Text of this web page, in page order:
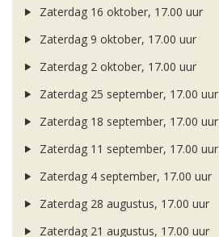
Zaterdag 16 oktober, 17.00 uur
Zaterdag 9 oktober, 17.00 uur
Zaterdag 2 oktober, 17.00 uur
Zaterdag 25 september, 17.00 uur
Zaterdag 18 september, 17.00 uur
Zaterdag 11 september, 17.00 uur
Zaterdag 4 september, 17.00 uur
Zaterdag 28 augustus, 17.00 uur
Zaterdag 21 augustus, 17.00 uur